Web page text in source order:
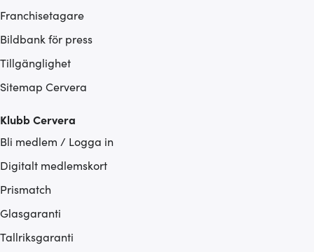
Franchisetagare
Bildbank för press
Tillgänglighet
Sitemap Cervera
Klubb Cervera
Bli medlem / Logga in
Digitalt medlemskort
Prismatch
Glasgaranti
Tallriksgaranti